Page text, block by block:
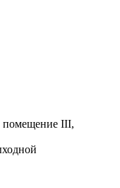
помещение III,